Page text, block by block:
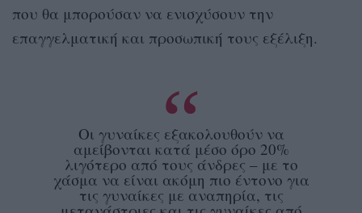
που θα μπορούσαν να ενισχύσουν την
επαγγελματική και προσωπική τους εξέλιξη.
Οι γυναίκες εξακολουθούν να
αμείβονται κατά μέσο όρο 20%
λιγότερο από τους άνδρες – με το
χάσμα να είναι ακόμη πιο έντονο για
τις γυναίκες με αναπηρία, τις